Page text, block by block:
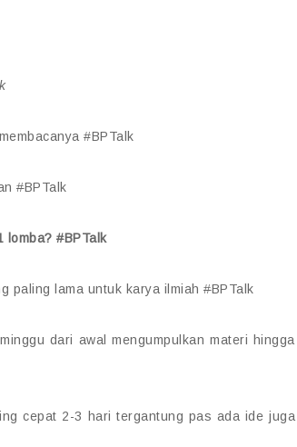
#BPTalk
#BPTalk
lomba? #BPTalk
paling lama untuk karya ilmiah #BPTalk
dari awal mengumpulkan materi hingga
cepat 2-3 hari tergantung pas ada ide juga